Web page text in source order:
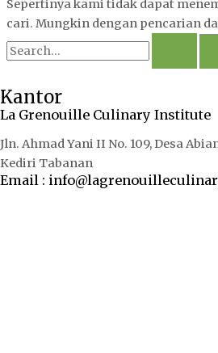
Sepertinya kami tidak dapat
cari. Mungkin dengan pencarian
Kantor
La Grenouille Culinary Institute
Jln. Ahmad Yani II No. 109, Desa
Kediri Tabanan
Email :